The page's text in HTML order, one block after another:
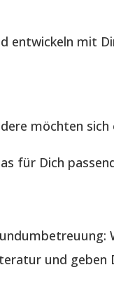
entwickeln mit
möchten
für Dich
und geben